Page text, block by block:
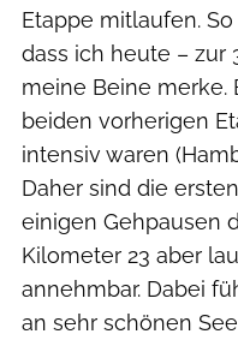
Etappe mitlaufen.
dass ich heute – zur
meine Beine merke.
beiden vorherigen
intensiv waren
Daher sind die
einigen Gehpausen
Kilometer 23 aber
annehmbar. Dabei
an sehr schönen